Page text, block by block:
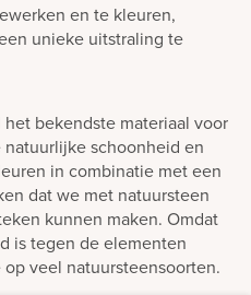
en te kleuren,
unieke uitstraling te
bekendste materiaal voor
schoonheid en
in combinatie met een
dat we met natuursteen
kunnen maken. Omdat
is tegen de elementen
veel natuursteensoorten.